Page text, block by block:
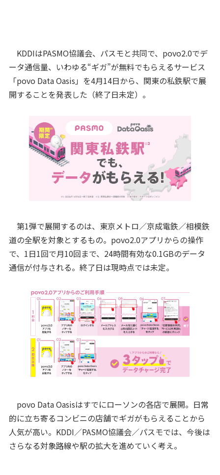
KDDIはPASMO協議会、パスモと共同で、povo2.0でデ
ータ通信量、いわゆる“ギガ”が無料でもらえるサービス
「povo Data Oasis」を4月14日から、関東の私鉄駅で展
開することを発表した（終了日未定）。
第1弾で展開するのは、東京メトロ／京成電鉄／相模鉄
道の全駅を対象とするもの。povo2.0アプリからの操作
で、1日1回で月10回まで、24時間有効な0.1GBのデータ
通信が付与される。終了日は現時点では未定。
povo Data Oasisはすでにローソンの各店で展開。日常
的に立ち寄るコンビニの店舗でギガがもらえることから
人気が高い。KDDI／PASMO協議会／パスモでは、今後は
さらなる対象路線や駅の拡大を進めていく考え。